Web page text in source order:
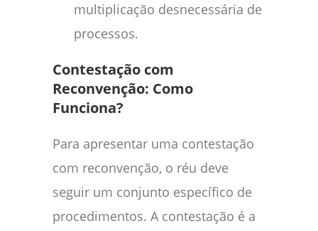
multiplicação desnecessária de
processos.
Contestação com
Reconvenção: Como
Funciona?
Para apresentar uma contestação
com reconvenção, o réu deve
seguir um conjunto específico de
procedimentos. A contestação é a